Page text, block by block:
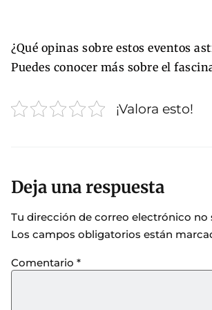
¿Qué opinas sobre estos eventos
Puedes conocer más sobre el
¡Valora esto!
Deja una respuesta
Tu dirección de correo electrónico no
Los campos obligatorios están
Comentario *